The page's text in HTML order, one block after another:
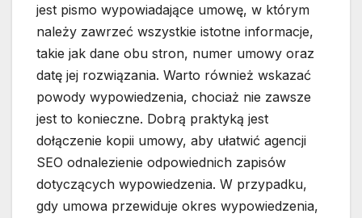
jest pismo wypowiadające umowę, w którym
należy zawrzeć wszystkie istotne informacje,
takie jak dane obu stron, numer umowy oraz
datę jej rozwiązania. Warto również wskazać
powody wypowiedzenia, chociaż nie zawsze
jest to konieczne. Dobrą praktyką jest
dołączenie kopii umowy, aby ułatwić agencji
SEO odnalezienie odpowiednich zapisów
dotyczących wypowiedzenia. W przypadku,
gdy umowa przewiduje okres wypowiedzenia,